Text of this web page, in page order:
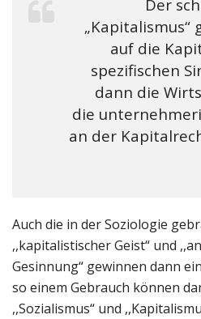
Der
auf die
spezifischen
dann die
die
an der
Auch die in der Soziologie
,,kapitalistischer Geist“ und
Gesinnung“ gewinnen dann
so einem Gebrauch können
,,Sozialismus“ und